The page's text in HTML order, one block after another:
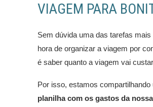
VIAGEM PARA
Sem dúvida uma das tarefas
hora de organizar a viagem por
é saber quanto a viagem vai
Por isso, estamos compartilhando
planilha com os gastos da